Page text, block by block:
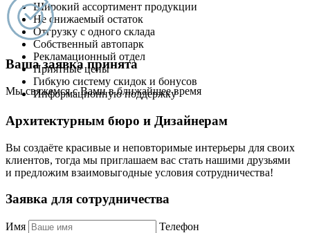
Ваша заявка принята
Мы свяжемся с Вами в ближайшее время
Широкий ассортимент продукции
Не снижаемый остаток
Отгрузку с одного склада
Собственный автопарк
Рекламационный отдел
Приятные цены
Гибкую систему скидок и бонусов
Информационную поддержку
Архитектурным бюро и Дизайнерам
Вы создаёте красивые и неповторимые интерьеры для своих
клиентов, тогда мы приглашаем вас стать нашими друзьями
и предложим взаимовыгодные условия сотрудничества!
Заявка для сотрудничества
Имя
Телефон